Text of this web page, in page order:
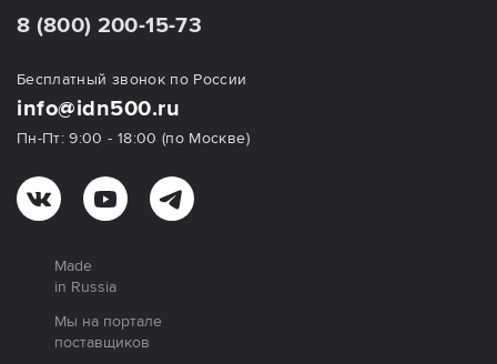
8 (800) 200-15-73
Бесплатный звонок по России
info@idn500.ru
Пн-Пт: 9:00 - 18:00 (по Москве)
Made
in Russia
Мы на портале
поставщиков